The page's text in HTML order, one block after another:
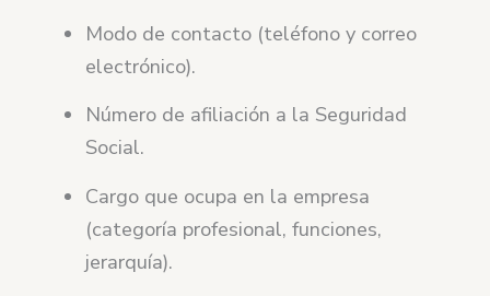
Modo de contacto (teléfono y correo
electrónico).
Número de afiliación a la Seguridad
Social.
Cargo que ocupa en la empresa
(categoría profesional, funciones,
jerarquía).